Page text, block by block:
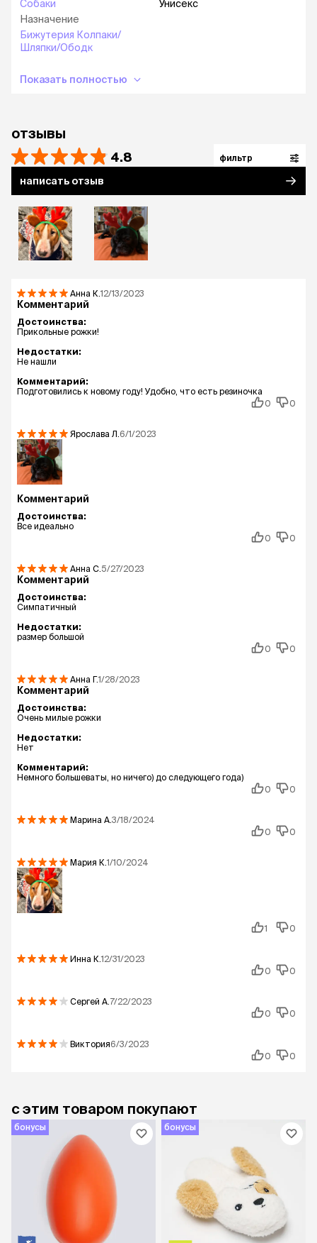
Собаки
Назначение
Бижутерия Колпаки/
Шляпки/Ободк
Унисекс
Показать полностью
отзывы
4.8 фильтр
написать отзыв
Анна К.12/13/2023
Комментарий
Достоинства:
Прикольные рожки!
Недостатки:
Не нашли
Комментарий:
Подготовились к новому году! Удобно, что есть резиночка
0
0
Ярослава Л. 6/1/2023
Комментарий
Достоинства:
Все идеально
0
0
Анна С. 5/27/2023
Комментарий
Достоинства:
Симпатичный
Недостатки:
размер большой
0
0
Анна Г.1/28/2023
Комментарий
Достоинства:
Очень милые рожки
Недостатки:
Нет
Комментарий:
Немного большеваты, но ничего) до следующего года)
0
0
Марина А. 3/18/2024
0
0
Мария К.1/10/2024
1 0
Инна К.12/31/2023
0
0
Сергей А. 7/22/2023
0
0
Виктория6/3/2023
0
0
с этим товаром покупают
бонусы бонусы